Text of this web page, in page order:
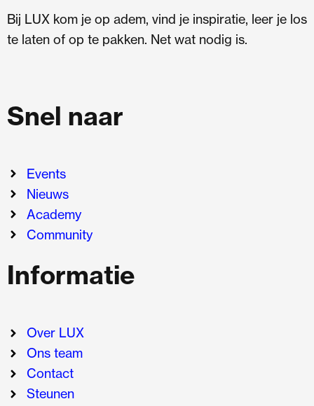
Bij LUX kom je op adem, vind je inspiratie, leer je los
te laten of op te pakken. Net wat nodig is.
Snel naar
Events
Nieuws
Academy
Community
Informatie
Over LUX
Ons team
Contact
Steunen